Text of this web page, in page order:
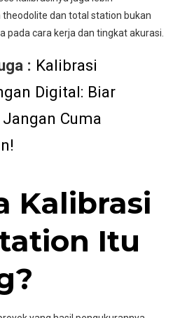
dan total station bukan
pada cara kerja dan tingkat akurasi.
: Kalibrasi
Digital: Biar
Cuma
Kalibrasi
Itu